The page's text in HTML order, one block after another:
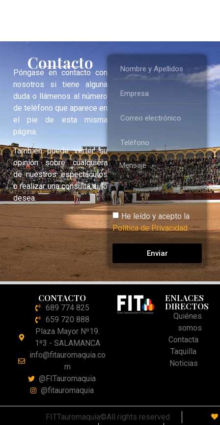
Contacto
Póngase en contacto con
nosotros si tiene alguna
duda o llámenos al número
de teléfono que aparece en
el pie de esta misma
página.
También puede verter su
opinión sobre cualquiera
de nuestros espectáculos
o realizar una consulta si lo
desea.
He leído y acepto la
Política de Privacidad
Enviar
CONTACTO
689 774 825
659 720 888
Plaza Mayor Nº19.
1º3 - SALAMANCA
info@fitauromaquia.co
m
@FITauromaquia
@fitauromaquia
ENLACES
DIRECTOS
Quiénes
somos
Contacta
Taquilla
Noticias
FITTauromaquia©All rights reserved